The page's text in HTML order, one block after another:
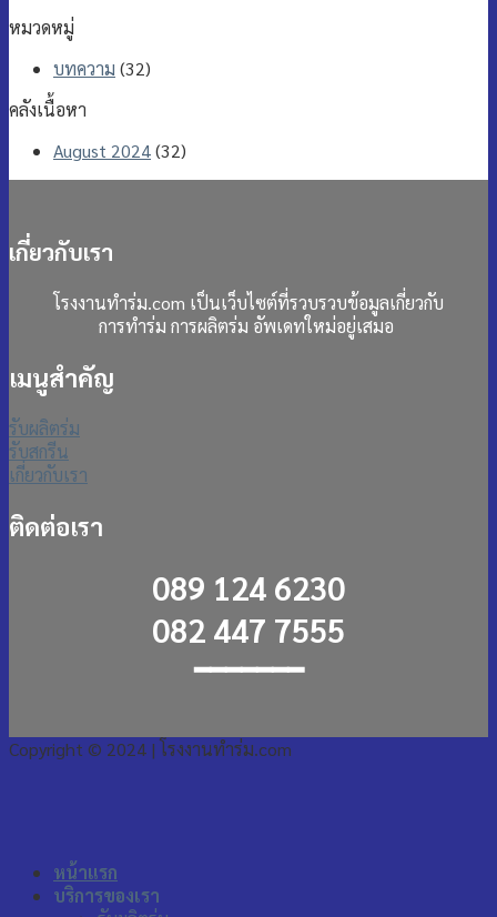
ส่ง
อก
ใน
มี
พระราม
พร้อม
ส่ง
หมวดหมู่
บทความ (32)
คลังเนื้อหา
August 2024(32)
เกี่ยวกับเรา
โรงงานทำร่ม.com เป็นเว็บไซต์ที่รวบรวบข้อมูลเกี่ยวกับ
การทำร่ม การผลิตร่ม อัพเดทใหม่อยู่เสมอ
เมนูสำคัญ
รับผลิตร่ม
รับสกรีน
เกี่ยวกับเรา
ติดต่อเรา
089 124 6230
082 447 7555
━━━━━━━
Copyright © 2024 | โรงงานทําร่ม.com
หน้าแรก
บริการของเรา